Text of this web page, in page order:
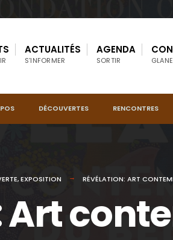
ACTUALITÉS
S’INFORMER
AGENDA
SORTIR
DÉCOUVERTES RENCONTRES
,EXPOSITION RÉVÉLATION: ART
Art